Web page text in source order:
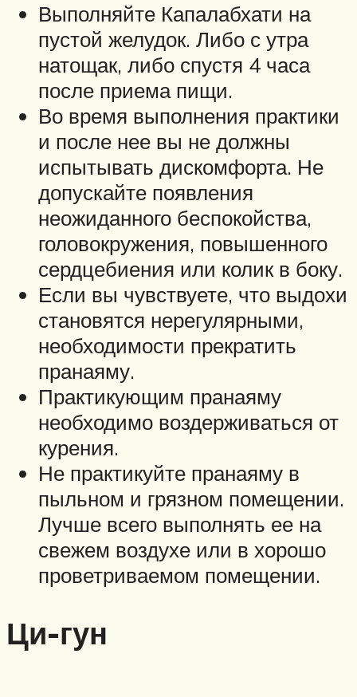
Выполняйте Капалабхати на
пустой желудок. Либо с утра
натощак, либо спустя 4 часа
после приема пищи.
Во время выполнения практики
и после нее вы не должны
испытывать дискомфорта. Не
допускайте появления
неожиданного беспокойства,
головокружения, повышенного
сердцебиения или колик в боку.
Если вы чувствуете, что выдохи
становятся нерегулярными,
необходимости прекратить
пранаяму.
Практикующим пранаяму
необходимо воздерживаться от
курения.
Не практикуйте пранаяму в
пыльном и грязном помещении.
Лучше всего выполнять ее на
свежем воздухе или в хорошо
проветриваемом помещении.
Ци-гун